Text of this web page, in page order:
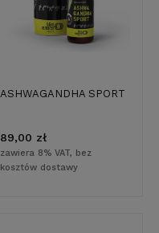
ASHWAGANDHA SPORT
89,00 zł
zawiera 8% VAT, bez
kosztów dostawy